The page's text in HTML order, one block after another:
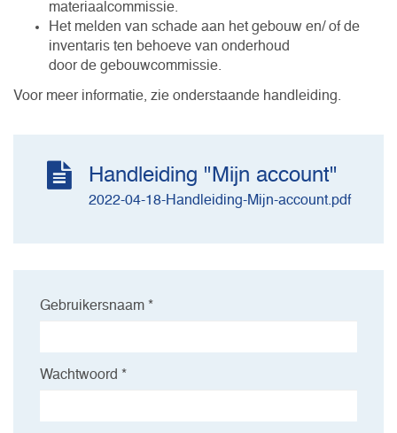
materiaalcommissie.
Het melden van schade aan het gebouw en/ of de
inventaris ten behoeve van onderhoud
door de gebouwcommissie.
Voor meer informatie, zie onderstaande handleiding.
Handleiding "Mijn account"
2022-04-18-Handleiding-Mijn-account.pdf
Gebruikersnaam *
Wachtwoord *